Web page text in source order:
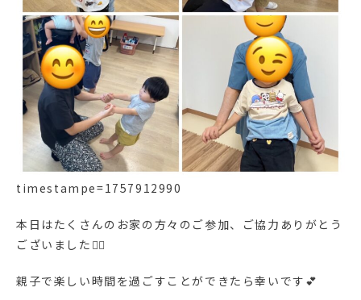
timestampe=1757912990
本日はたくさんのお家の方々のご参加、ご協力ありがとう
ございました🙇‍♀️
親子で楽しい時間を過ごすことができたら幸いです💕